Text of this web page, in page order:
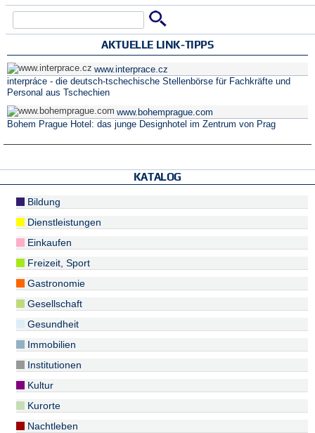
AKTUELLE LINK-TIPPS
www.interprace.cz
interpráce - die deutsch-tschechische Stellenbörse für Fachkräfte und
Personal aus Tschechien
www.bohemprague.com
Bohem Prague Hotel: das junge Designhotel im Zentrum von Prag
KATALOG
Bildung
Dienstleistungen
Einkaufen
Freizeit, Sport
Gastronomie
Gesellschaft
Gesundheit
Immobilien
Institutionen
Kultur
Kurorte
Nachtleben